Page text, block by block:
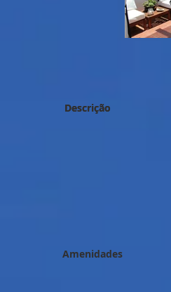
Descrição
Descrição
Amenidades